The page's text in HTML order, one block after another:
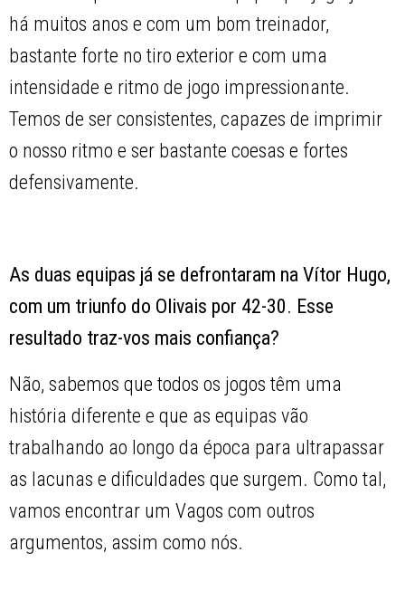
há muitos anos e com um bom treinador,
bastante forte no tiro exterior e com uma
intensidade e ritmo de jogo impressionante.
Temos de ser consistentes, capazes de imprimir
o nosso ritmo e ser bastante coesas e fortes
defensivamente.
As duas equipas já se defrontaram na Vítor Hugo,
com um triunfo do Olivais por 42-30. Esse
resultado traz-vos mais confiança?
Não, sabemos que todos os jogos têm uma
história diferente e que as equipas vão
trabalhando ao longo da época para ultrapassar
as lacunas e dificuldades que surgem. Como tal,
vamos encontrar um Vagos com outros
argumentos, assim como nós.